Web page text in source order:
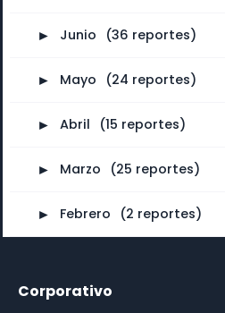
► Junio (36 reportes)
► Mayo (24 reportes)
► Abril (15 reportes)
► Marzo (25 reportes)
► Febrero (2 reportes)
Corporativo